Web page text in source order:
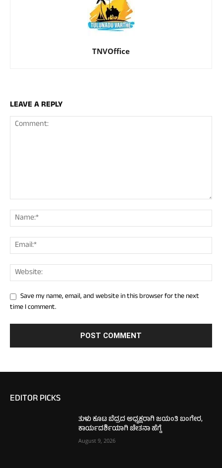
TNVOffice
LEAVE A REPLY
Save my name, email, and website in this browser for the next
time I comment.
EDITOR PICKS
ತುಳು ಕೂಟ ಬೆದ್ರದ ಅಧ್ಯಕ್ಷರಾಗಿ ಜಯಂತಿ ಬಂಗೇರ,
ಕಾರ್ಯದರ್ಶಿಯಾಗಿ ಚೇತನಾ ಹೆಗ್ಡೆ
August 9, 2026